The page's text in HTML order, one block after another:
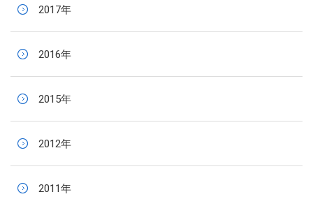
2017年
2016年
2015年
2012年
2011年